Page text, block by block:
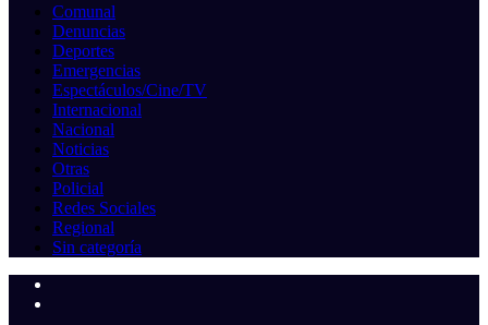
Comunal
Denuncias
Deportes
Emergencias
Espectáculos/Cine/TV
Internacional
Nacional
Noticias
Otras
Policial
Redes Sociales
Regional
Sin categoría